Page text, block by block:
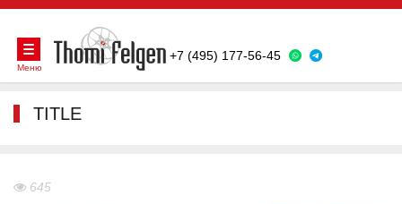
+7 (495) 177-56-45
Меню
TITLE
645